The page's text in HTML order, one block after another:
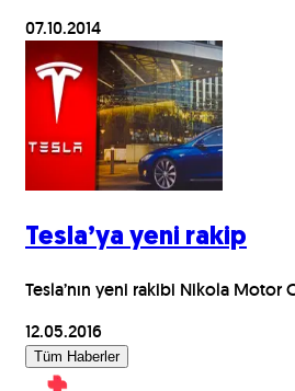
07.10.2014
Tesla’ya yeni rakip
Tesla’nın yeni rakibi Nikola Motor
12.05.2016
Tüm Haberler